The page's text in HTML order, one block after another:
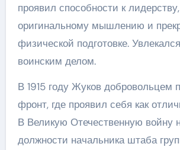
проявил способности к лидерству,
оригинальному мышлению и
физической подготовке.
воинским делом.
В 1915 году Жуков добровольцем
фронт, где проявил себя как
В Великую Отечественную войну
должности начальника штаба